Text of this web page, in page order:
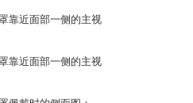
靠近面部一侧的主视
靠近面部一侧的主视